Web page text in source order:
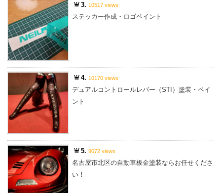
3. 10517 views
ステッカー作成・ロゴペイント
4. 10170 views
デュアルコントロールレバー（STI）塗装・ペイ
ント
5.9072 views
名古屋市北区の自動車板金塗装ならお任せくださ
い！